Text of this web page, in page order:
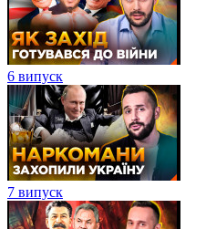
6 випуск
7 випуск